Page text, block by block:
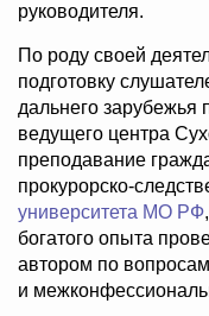
руководителя.
По роду своей
подготовку
дальнего
ведущего центра
преподавание
прокурорско-
университета МО РФ
богатого опыта
автором по
и